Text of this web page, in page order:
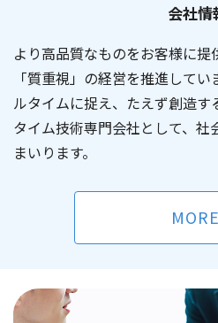
フロンティアビジネス研究会
発の未来共創 2026」に登壇し
2026/06/02 お知らせ
東大駒場リサーチキャンパス
トウェア「Convex Space
2026/04/21 お知らせ
第7回「きぼう」ロボットプロ
RPC）に協賛 ～若手エンジニ
発展を支援～
（429KB）
2026/06/25 お知らせ
執行役員の異動に関するお知らせ
2026/06/24
有価証券報告書-第56期(2025/
会社情
より高品質なものをお客様に
「質重視」の経営を推進して
ルタイムに捉え、たえず創造
タイム技術専門会社として、社
まいります。
MORE